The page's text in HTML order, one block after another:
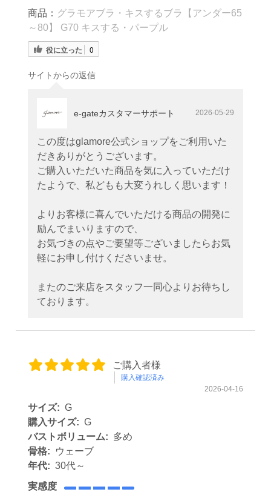
商品： グラモアブラ・キスするブラ【アンダー65
～80】 G70 キスする・パープル
役に立った 0
サイトからの返信
e-gateカスタマーサポート 2026-05-29
この度はglamore公式ショップをご利用いた
だきありがとうございます。
ご購入いただいた商品を気に入っていただけ
たようで、私どもも大変うれしく思います！
よりお客様に喜んでいただける商品の開発に
励んでまいりますので、
お気づきの点やご要望等ございましたらお気
軽にお申し付けくださいませ。
またのご来店をスタッフ一同心よりお待ちし
ております。
ご購入者様
購入確認済み
2026-04-16
サイズ: G
購入サイズ: G
バストボリューム: 多め
骨格:
ウェーブ
年代: 30代～
実感度